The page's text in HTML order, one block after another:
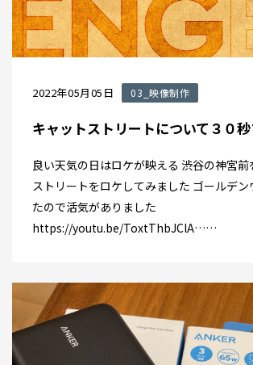
2022年05月05日 03_映像制作
キャットストリートについて３０
良い天気の日はロケが映える 渋谷の神宮前
ストリートをロケしてみました ゴールデン
たので活気がありました
https://youtu.be/ToxtThbJClA……